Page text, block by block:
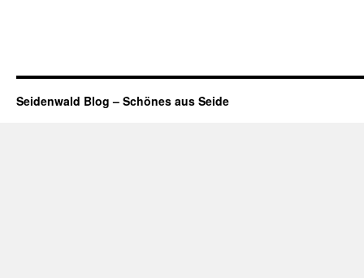
Seidenwald Blog – Schönes aus Seide